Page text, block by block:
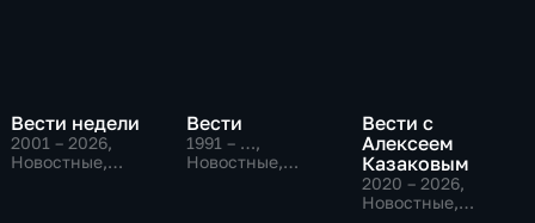
Вести недели
2001 – 2026,
Новостные,
Вести
1991 – …,
Новостные,
Вести с
Алексеем
Казаковым
2020 – 2026,
Новостные,